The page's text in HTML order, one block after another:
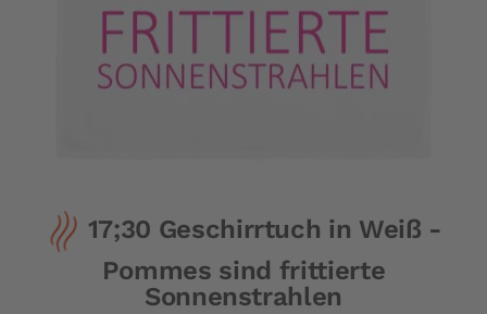
Anfang
17;30 Geschirrtuch in Weiß -
Pommes sind frittierte
Sonnenstrahlen